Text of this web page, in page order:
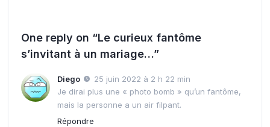
One reply on “Le curieux fantôme
s’invitant à un mariage…”
Diego
25 juin 2022 à 2 h 22 min
Je dirai plus une « photo bomb » qu’un fantôme,
mais la personne a un air filpant.
Répondre